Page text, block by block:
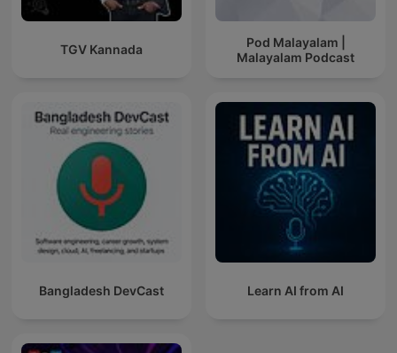
TGV Kannada
Pod Malayalam |
Malayalam Podcast
Bangladesh DevCast Learn AI from AI